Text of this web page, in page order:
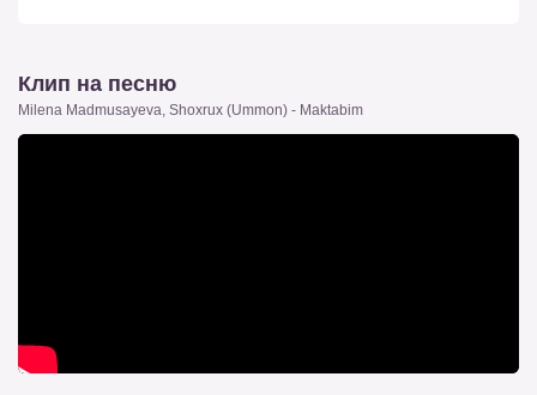
Клип на песню
Milena Madmusayeva, Shoxrux (Ummon) - Maktabim